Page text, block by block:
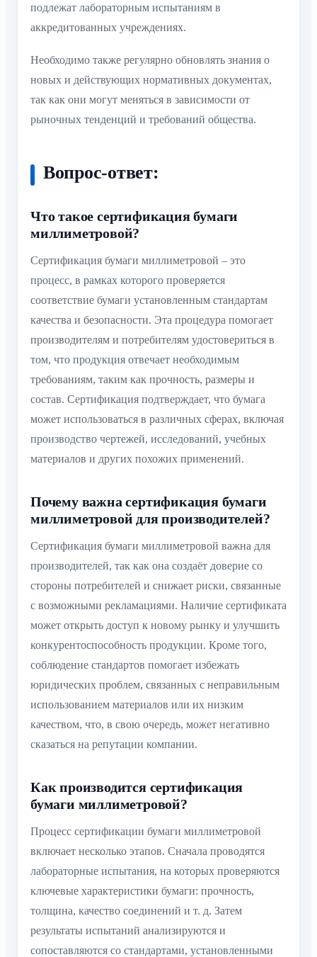
подлежат лабораторным испытаниям в
аккредитованных учреждениях.
Необходимо также регулярно обновлять знания о
новых и действующих нормативных документах,
так как они могут меняться в зависимости от
рыночных тенденций и требований общества.
Вопрос-ответ:
Что такое сертификация бумаги
миллиметровой?
Сертификация бумаги миллиметровой – это
процесс, в рамках которого проверяется
соответствие бумаги установленным стандартам
качества и безопасности. Эта процедура помогает
производителям и потребителям удостовериться в
том, что продукция отвечает необходимым
требованиям, таким как прочность, размеры и
состав. Сертификация подтверждает, что бумага
может использоваться в различных сферах, включая
производство чертежей, исследований, учебных
материалов и других похожих применений.
Почему важна сертификация бумаги
миллиметровой для производителей?
Сертификация бумаги миллиметровой важна для
производителей, так как она создаёт доверие со
стороны потребителей и снижает риски, связанные
с возможными рекламациями. Наличие сертификата
может открыть доступ к новому рынку и улучшить
конкурентоспособность продукции. Кроме того,
соблюдение стандартов помогает избежать
юридических проблем, связанных с неправильным
использованием материалов или их низким
качеством, что, в свою очередь, может негативно
сказаться на репутации компании.
Как производится сертификация
бумаги миллиметровой?
Процесс сертификации бумаги миллиметровой
включает несколько этапов. Сначала проводятся
лабораторные испытания, на которых проверяются
ключевые характеристики бумаги: прочность,
толщина, качество соединений и т. д. Затем
результаты испытаний анализируются и
сопоставляются со стандартами, установленными